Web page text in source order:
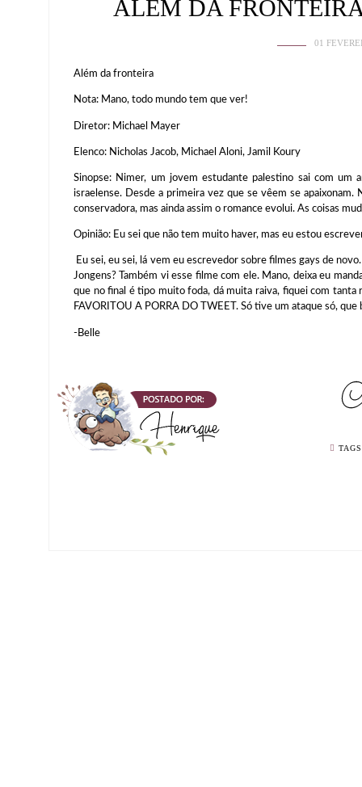
ALÉM DA
01
Além da fronteira
Nota: Mano, todo mundo tem que ver!
Diretor: Michael Mayer
Elenco: Nicholas Jacob, Michael Aloni, Jamil Koury
Sinopse: Nimer, um jovem estudante palestino sai com um
israelense. Desde a primeira vez que se vêem se
conservadora, mas ainda assim o romance evolui. As coisas
Opinião: Eu sei que não tem muito haver, mas eu estou
Eu sei, eu sei, lá vem eu escrevedor sobre filmes gays de
Jongens? Também vi esse filme com ele. Mano, deixa eu
que no final é tipo muito foda, dá muita raiva, fiquei com
FAVORITOU A PORRA DO TWEET. Só tive um ataque só,
-Belle
TAGS